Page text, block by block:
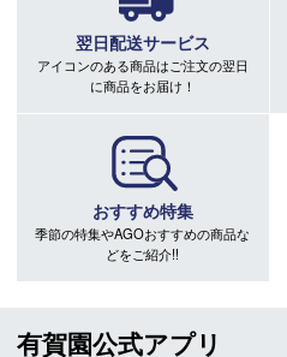
翌日配送サービス
アイコンのある商品はご注文の翌日
に商品をお届け！
おすすめ特集
季節の特集やAGOおすすめの商品な
どをご紹介!!
有賀園公式アプリ